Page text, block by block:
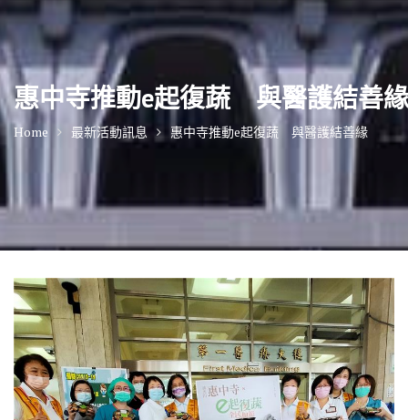
惠中寺推動e起復蔬 與醫護結善緣
Home 最新活動訊息 惠中寺推動e起復蔬 與醫護結善緣